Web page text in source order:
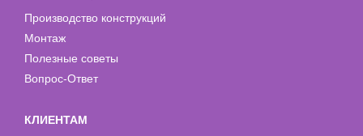
Производство конструкций
Монтаж
Полезные советы
Вопрос-Ответ
КЛИЕНТАМ